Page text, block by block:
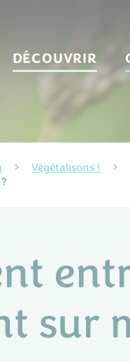
DÉCOUVRIR
Végétalisons !
sur